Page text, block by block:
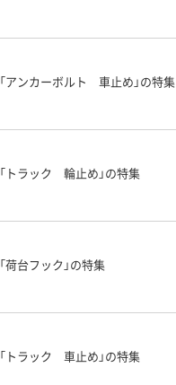
「アンカーボルト 車止め」の特集
「トラック 輪止め」の特集
「荷台フック」の特集
「トラック 車止め」の特集